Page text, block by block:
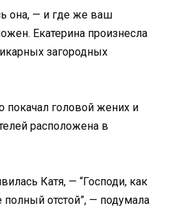
она, — и где же ваш
Екатерина произнесла
загородных
покачал головой жених и
расположена в
Катя, — “Господи, как
полный отстой”, — подумала